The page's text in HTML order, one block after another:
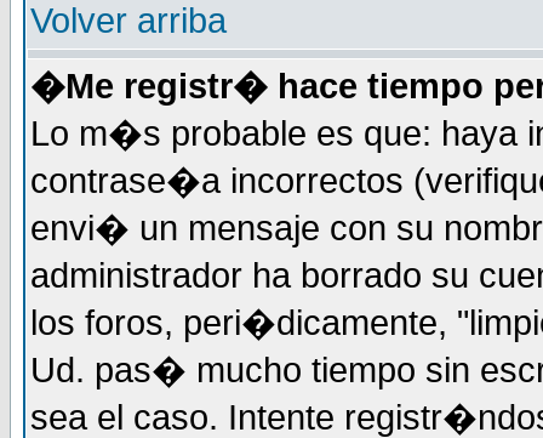
Volver arriba
�Me registr� hace tiempo
Lo m�s probable es que: haya
contrase�a incorrectos
envi� un mensaje con su
administrador ha borrado su
los foros, peri�dicamente,
Ud. pas� mucho tiempo sin
sea el caso. Intente